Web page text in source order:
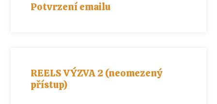
Potvrzení emailu
REELS VÝZVA 2 (neomezený
přístup)